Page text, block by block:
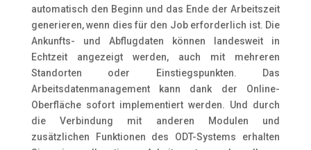
automatisch den Beginn und das Ende der Arbeitszeit
generieren, wenn dies für den Job erforderlich ist. Die
Ankunfts- und Abflugdaten können landesweit in
Echtzeit angezeigt werden, auch mit mehreren
Standorten oder Einstiegspunkten. Das
Arbeitsdatenmanagement kann dank der Online-
Oberfläche sofort implementiert werden. Und durch
die Verbindung mit anderen Modulen und
zusätzlichen Funktionen des ODT-Systems erhalten